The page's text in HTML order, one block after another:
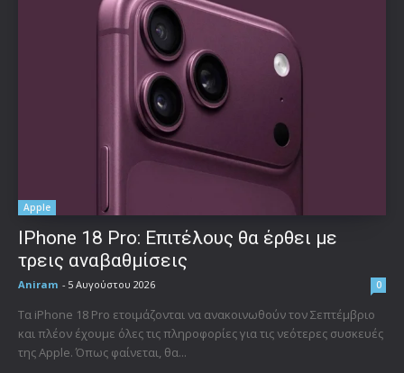
Apple
IPhone 18 Pro: Επιτέλους θα έρθει με
τρεις αναβαθμίσεις
Aniram - 5 Αυγούστου 2026 0
Τα iPhone 18 Pro ετοιμάζονται να ανακοινωθούν τον Σεπτέμβριο
και πλέον έχουμε όλες τις πληροφορίες για τις νεότερες συσκευές
της Apple. Όπως φαίνεται, θα...